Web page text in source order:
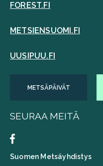
FOREST.FI
METSIENSUOMI.FI
UUSIPUU.FI
METSÄPÄIVÄT
SEURAA MEITÄ
Suomen Metsäyhdistys